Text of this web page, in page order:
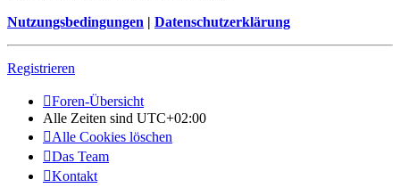
Nutzungsbedingungen | Datenschutzerklärung
Registrieren
Foren-Übersicht
Alle Zeiten sind UTC+02:00
Alle Cookies löschen
Das Team
Kontakt